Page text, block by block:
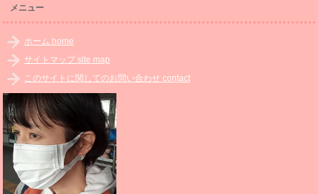
メニュー
ホーム home
サイトマップ site map
このサイトに関してのお問い合わせ contact